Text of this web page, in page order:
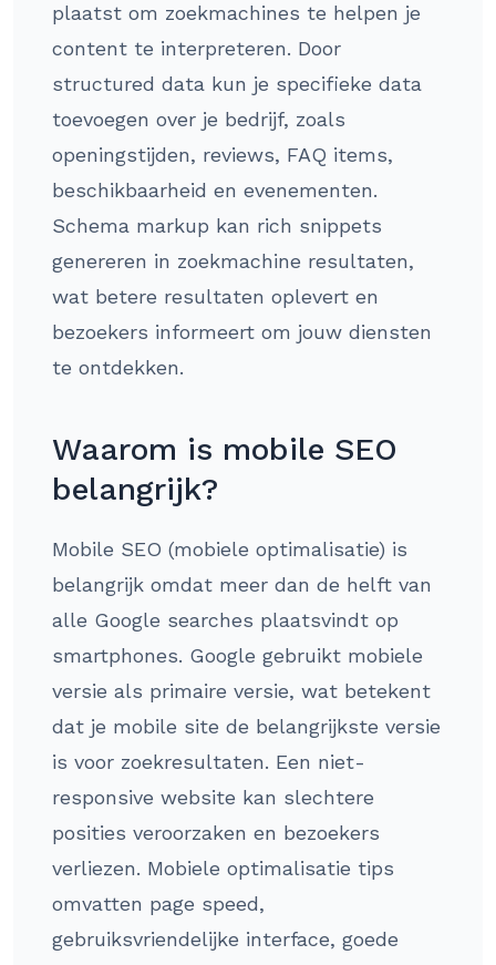
plaatst om zoekmachines te helpen je
content te interpreteren. Door
structured data kun je specifieke data
toevoegen over je bedrijf, zoals
openingstijden, reviews, FAQ items,
beschikbaarheid en evenementen.
Schema markup kan rich snippets
genereren in zoekmachine resultaten,
wat betere resultaten oplevert en
bezoekers informeert om jouw diensten
te ontdekken.
Waarom is mobile SEO
belangrijk?
Mobile SEO (mobiele optimalisatie) is
belangrijk omdat meer dan de helft van
alle Google searches plaatsvindt op
smartphones. Google gebruikt mobiele
versie als primaire versie, wat betekent
dat je mobile site de belangrijkste versie
is voor zoekresultaten. Een niet-
responsive website kan slechtere
posities veroorzaken en bezoekers
verliezen. Mobiele optimalisatie tips
omvatten page speed,
gebruiksvriendelijke interface, goede